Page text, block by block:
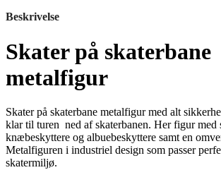
Beskrivelse
Skater på skaterbane
metalfigur
Skater på skaterbane metalfigur med alt
klar til turen ned af skaterbanen. Her figur med
knæbeskyttere og albuebeskyttere samt en
Metalfiguren i industriel design som passer
skatermiljø.